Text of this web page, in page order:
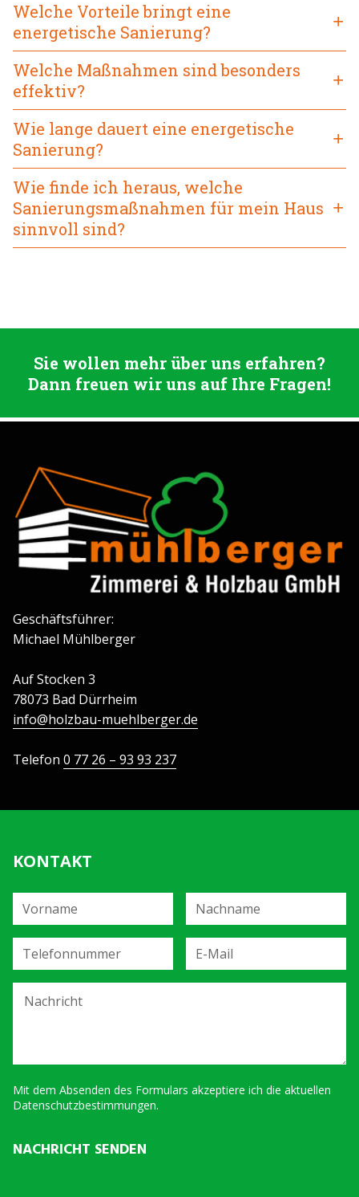
Welche Vorteile bringt eine
energetische Sanierung?
Welche Maßnahmen sind besonders
effektiv?
Wie lange dauert eine energetische
Sanierung?
Wie finde ich heraus, welche
Sanierungsmaßnahmen für mein Haus
sinnvoll sind?
Sie wollen mehr über uns erfahren?
Dann freuen wir uns auf Ihre Fragen!
Geschäftsführer:
Michael Mühlberger
Auf Stocken 3
78073 Bad Dürrheim
info@holzbau-muehlberger.de
Telefon 0 77 26 – 93 93 237
Vorname Nachname
Telefonnummer E-Mail
Nachricht
Mit dem Absenden des Formulars akzeptiere ich die aktuellen
Datenschutzbestimmungen.
KONTAKT
NACHRICHT SENDEN